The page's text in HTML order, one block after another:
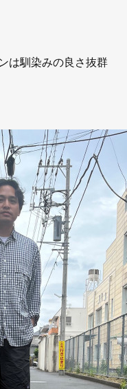
は馴染みの良さ抜群